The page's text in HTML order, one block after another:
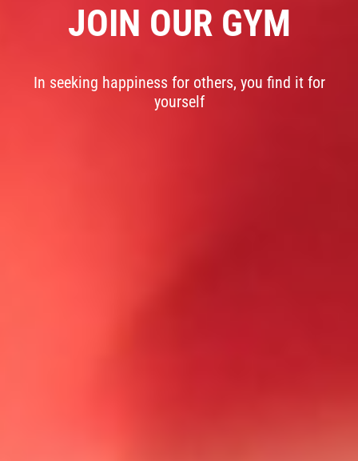
JOIN OUR GYM
In seeking happiness for others, you find it for
yourself